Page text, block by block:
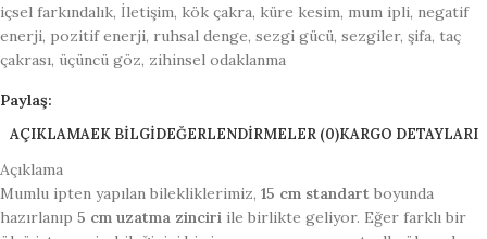
içsel farkındalık, İletişim, kök çakra, küre kesim, mum ipli, negatif
enerji, pozitif enerji, ruhsal denge, sezgi gücü, sezgiler, şifa, taç
çakrası, üçüncü göz, zihinsel odaklanma
Paylaş:
AÇIKLAMAEK BILGIDEĞERLENDIRMELER (0)KARGO DETAYLARI
Açıklama
Mumlu ipten yapılan bilekliklerimiz, 15 cm standart boyunda
hazırlanıp 5 cm uzatma zinciri ile birlikte geliyor. Eğer farklı bir